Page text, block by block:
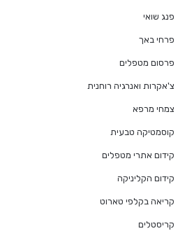
פנג שואי
פרחי באך
פרסום מטפלים
צ'אקרות ואנרגיה רוחנית
צמחי מרפא
קוסמטיקה טבעית
קידום אתרי מטפלים
קידום הקליניקה
קריאה בקלפי טארוט
קריסטלים